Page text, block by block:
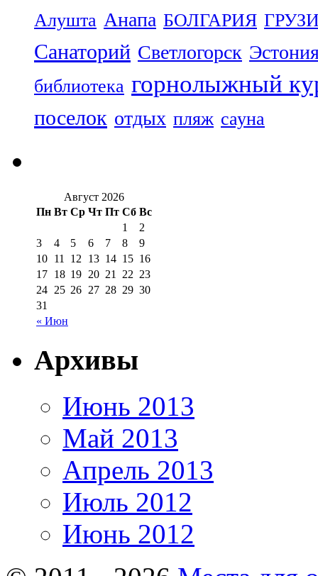
Алушта Анапа БОЛГАРИЯ
Санаторий Светлогорск
библиотека горнолыжный
поселок отдых пляж сауна
Август 2026
Пн Вт Ср Чт Пт Сб Вс
« Июн
1
2
3
4 5 6 7 8
9
10 11 12 13 14 15 16
17 18 19 20 21 22 23
24 25 26 27 28 29 30
31
Архивы
Июнь 2013
Май 2013
Апрель 2013
Июль 2012
Июнь 2012